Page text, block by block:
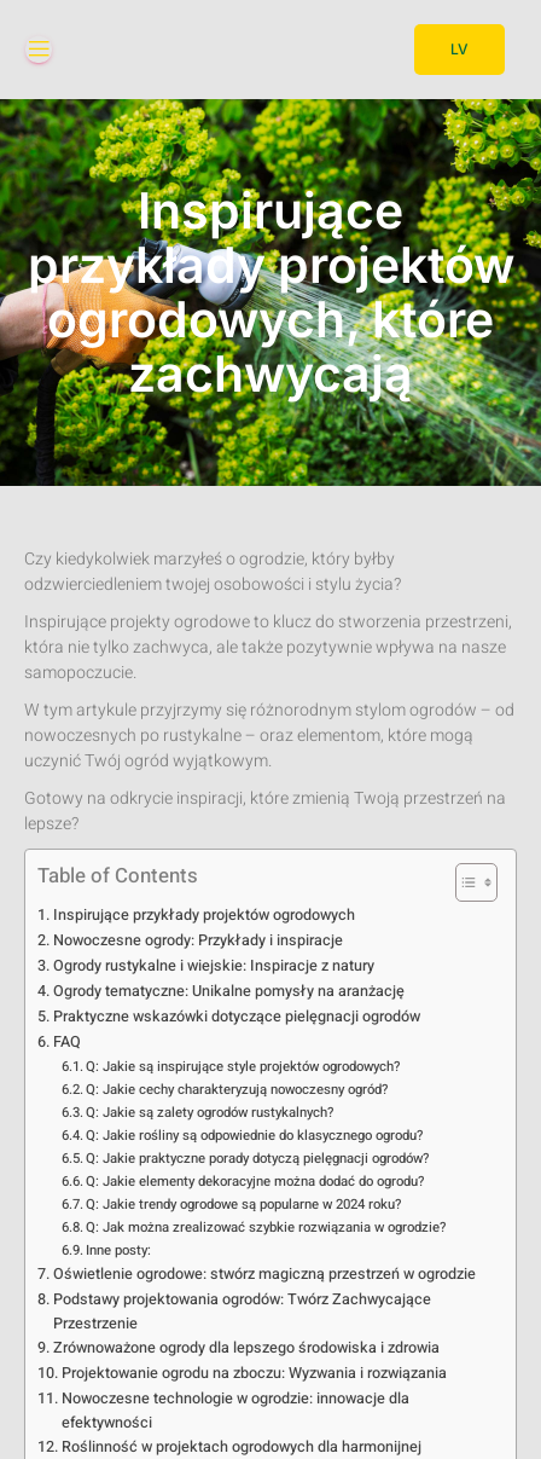
LV
Inspirujące
przykłady projektów
ogrodowych, które
zachwycają
Czy kiedykolwiek marzyłeś o ogrodzie, który byłby
odzwierciedleniem twojej osobowości i stylu życia?
Inspirujące projekty ogrodowe to klucz do stworzenia przestrzeni,
która nie tylko zachwyca, ale także pozytywnie wpływa na nasze
samopoczucie.
W tym artykule przyjrzymy się różnorodnym stylom ogrodów – od
nowoczesnych po rustykalne – oraz elementom, które mogą
uczynić Twój ogród wyjątkowym.
Gotowy na odkrycie inspiracji, które zmienią Twoją przestrzeń na
lepsze?
Table of Contents
Inspirujące przykłady projektów ogrodowych
Nowoczesne ogrody: Przykłady i inspiracje
Ogrody rustykalne i wiejskie: Inspiracje z natury
Ogrody tematyczne: Unikalne pomysły na aranżację
Praktyczne wskazówki dotyczące pielęgnacji ogrodów
FAQ
Q: Jakie są inspirujące style projektów ogrodowych?
Q: Jakie cechy charakteryzują nowoczesny ogród?
Q: Jakie są zalety ogrodów rustykalnych?
Q: Jakie rośliny są odpowiednie do klasycznego ogrodu?
Q: Jakie praktyczne porady dotyczą pielęgnacji ogrodów?
Q: Jakie elementy dekoracyjne można dodać do ogrodu?
Q: Jakie trendy ogrodowe są popularne w 2024 roku?
Q: Jak można zrealizować szybkie rozwiązania w ogrodzie?
Inne posty:
Oświetlenie ogrodowe: stwórz magiczną przestrzeń w ogrodzie
Podstawy projektowania ogrodów: Twórz Zachwycające
Przestrzenie
Zrównoważone ogrody dla lepszego środowiska i zdrowia
Projektowanie ogrodu na zboczu: Wyzwania i rozwiązania
Nowoczesne technologie w ogrodzie: innowacje dla
efektywności
Roślinność w projektach ogrodowych dla harmonijnej